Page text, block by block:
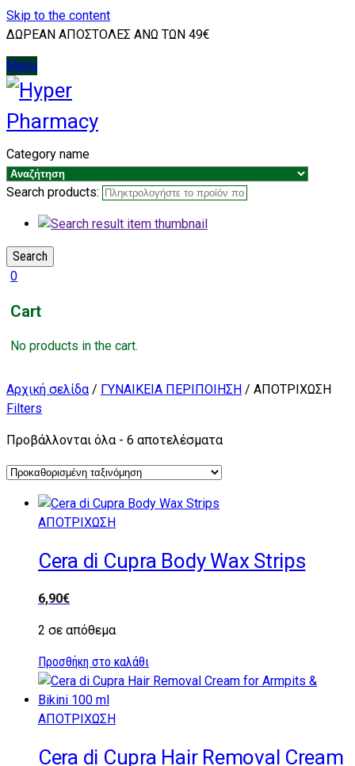
Skip to the content
ΔΩΡΕΑΝ ΑΠΟΣΤΟΛΕΣ ΑΝΩ ΤΩΝ 49€
Menu
Category name
Search products:
Search
0
Cart
No products in the cart.
Αρχική σελίδα/ ΓΥΝΑΙΚΕΙΑ ΠΕΡΙΠΟΙΗΣΗ / ΑΠΟΤΡΙΧΩΣΗ
Filters
Προβάλλονται όλα - 6 αποτελέσματα
ΑΠΟΤΡΙΧΩΣΗ
Cera di Cupra Body Wax Strips
6,90€
2 σε απόθεμα
Προσθήκη στο καλάθι
ΑΠΟΤΡΙΧΩΣΗ
Cera di Cupra Hair Removal Cream